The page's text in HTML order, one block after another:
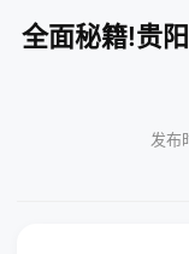
全面秘籍!贵
发布